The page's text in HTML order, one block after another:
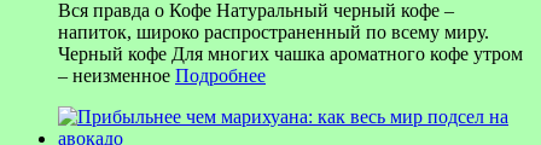
Вся правда о Кофе Натуральный черный кофе –
напиток, широко распространенный по всему миру.
Черный кофе Для многих чашка ароматного кофе утром
– неизменное Подробнее